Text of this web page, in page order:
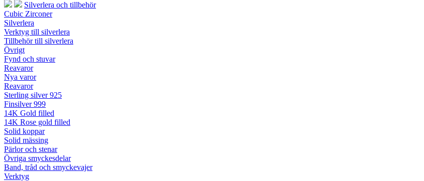
Silverlera och tillbehör
Cubic Zirconer
Silverlera
Verktyg till silverlera
Tillbehör till silverlera
Övrigt
Fynd och stuvar
Reavaror
Nya varor
Reavaror
Sterling silver 925
Finsilver 999
14K Gold filled
14K Rose gold filled
Solid koppar
Solid mässing
Pärlor och stenar
Övriga smyckesdelar
Band, tråd och smyckevajer
Verktyg